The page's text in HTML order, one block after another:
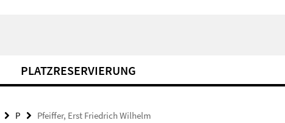
PLATZRESERVIERUNG
P Pfeiffer, Erst Friedrich Wilhelm